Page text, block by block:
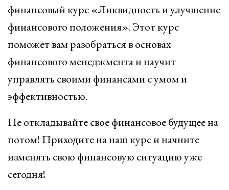
финансовый курс «Ликвидность и улучшение
финансового положения». Этот курс
поможет вам разобраться в основах
финансового менеджмента и научит
управлять своими финансами с умом и
эффективностью.
Не откладывайте свое финансовое будущее на
потом! Приходите на наш курс и начните
изменять свою финансовую ситуацию уже
сегодня!